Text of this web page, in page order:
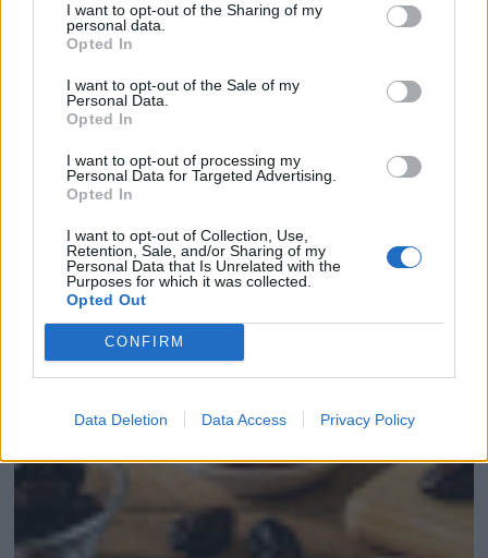
I want to opt-out of the Sharing of my
personal data.
Opted In
I want to opt-out of the Sale of my
Personal Data.
Opted In
I want to opt-out of processing my
Personal Data for Targeted Advertising.
Opted In
I want to opt-out of Collection, Use,
Retention, Sale, and/or Sharing of my
Personal Data that Is Unrelated with the
Purposes for which it was collected.
Opted Out
CONFIRM
Data Deletion Data Access Privacy Policy